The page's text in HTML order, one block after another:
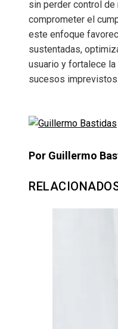
sin perder control
comprometer el
este enfoque
sustentadas,
usuario y fortalece
sucesos imprevistos.
Por Guillermo